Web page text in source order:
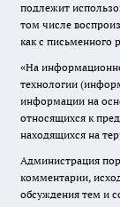
подлежит
том числе
как с письменного
«На
технологии
информации на
относящихся к
находящихся на
Администрация
комментарии,
обсуждения тем и